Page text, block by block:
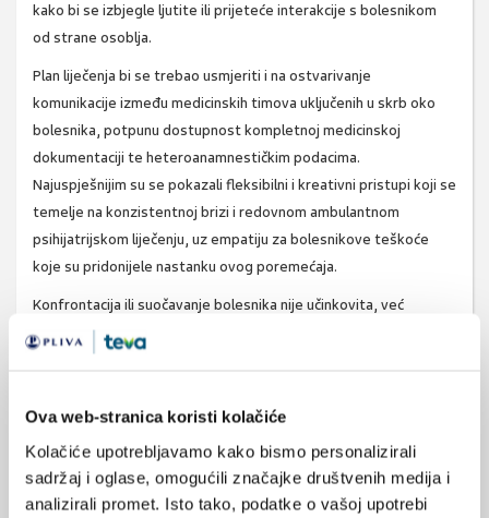
Ova web-stranica koristi kolačiće
Kolačiće upotrebljavamo kako bismo personalizirali
sadržaj i oglase, omogućili značajke društvenih medija i
analizirali promet. Isto tako, podatke o vašoj upotrebi
kako bi se izbjegle ljutite ili prijeteće interakcije s bolesnikom
od strane osoblja.
Plan liječenja bi se trebao usmjeriti i na ostvarivanje
komunikacije između medicinskih timova uključenih u skrb oko
bolesnika, potpunu dostupnost kompletnoj medicinskoj
dokumentaciji te heteroanamnestičkim podacima.
Najuspješnijim su se pokazali fleksibilni i kreativni pristupi koji se
temelje na konzistentnoj brizi i redovnom ambulantnom
psihijatrijskom liječenju, uz empatiju za bolesnikove teškoće
koje su pridonijele nastanku ovog poremećaja.
Konfrontacija ili suočavanje bolesnika nije učinkovita, već
povećava rizik od prekida liječenja i nastavka traženja
medicinske pomoći na drugom mjestu, iako postoje i pristupi
promišljati tek nakon stvaranja terapijskog odnosa povjerenja i
podrške.
Prvi cilj liječenja je promjena bolesnikova ponašanja i smanjivanje
zlouporabe medicinskog sustava na njihovu štetu. Slijedeći je cilj